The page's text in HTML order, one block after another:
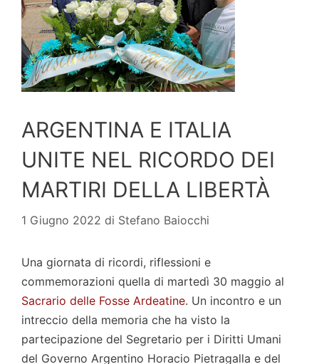
ARGENTINA E ITALIA
UNITE NEL RICORDO DEI
MARTIRI DELLA LIBERTÀ
1 Giugno 2022 di Stefano Baiocchi
Una giornata di ricordi, riflessioni e
commemorazioni quella di martedì 30 maggio al
Sacrario delle Fosse Ardeatine. Un incontro e un
intreccio della memoria che ha visto la
partecipazione del Segretario per i Diritti Umani
del Governo Argentino Horacio Pietragalla e del